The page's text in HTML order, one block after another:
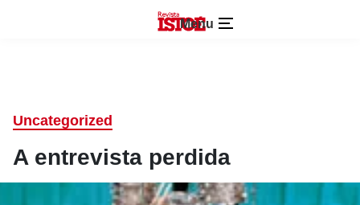
Menu
Uncategorized
A entrevista perdida